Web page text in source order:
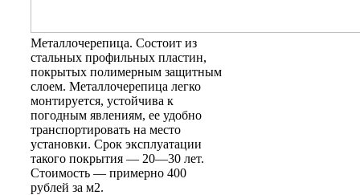
Металлочерепица. Состоит из
стальных профильных пластин,
покрытых полимерным защитным
слоем. Металлочерепица легко
монтируется, устойчива к
погодным явлениям, ее удобно
транспортировать на место
установки. Срок эксплуатации
такого покрытия — 20—30 лет.
Стоимость — примерно 400
рублей за м2.